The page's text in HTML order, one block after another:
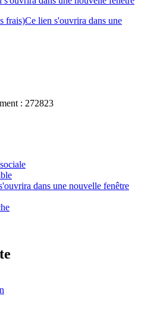
frais)Ce lien s'ouvrira dans une
: 272823
dans une nouvelle fenêtre